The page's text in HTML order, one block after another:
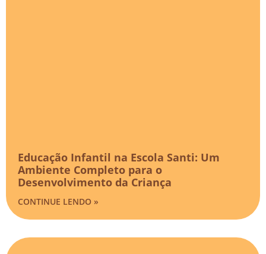
Educação Infantil na Escola Santi: Um
Ambiente Completo para o
Desenvolvimento da Criança
CONTINUE LENDO »